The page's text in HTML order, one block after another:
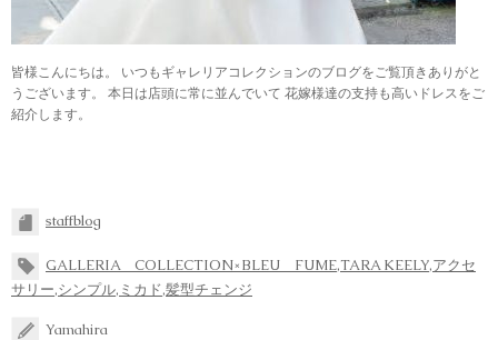
皆様こんにちは。 いつもギャレリアコレクションのブログをご覧頂きありがと
うございます。 本日は店頭に常に並んでいて 花嫁様達の支持も高いドレスをご
紹介します。
staffblog
GALLERIA COLLECTION×BLEU FUME,TARA KEELY,アクセ
サリー,シンプル, ミカド,髪型チェンジ
Yamahira